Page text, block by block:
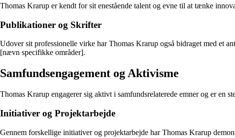
Thomas Krarup er kendt for sit enestående talent og evne til at tænke
Publikationer og Skrifter
Udover sit professionelle virke har Thomas Krarup også bidraget med et
[nævn specifikke områder].
Samfundsengagement og Aktivisme
Thomas Krarup engagerer sig aktivt i samfundsrelaterede emner og er en
Initiativer og Projektarbejde
Gennem forskellige initiativer og projektarbejde har Thomas Krarup